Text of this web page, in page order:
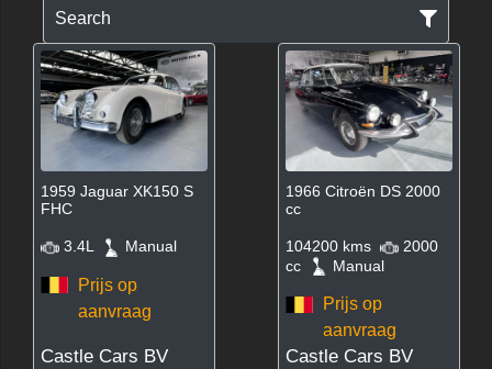
Search
1959 Jaguar XK150 S
FHC
3.4L Manual
Prijs op
aanvraag
Castle Cars BV
1966 Citroën DS 2000
cc
104200 kms
2000
cc
Manual
Prijs op
aanvraag
Castle Cars BV